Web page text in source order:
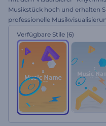
Musikstück hoch und erhalten
professionelle
und vieles mehr. Testen Sie
Verfügbare Stile (6)